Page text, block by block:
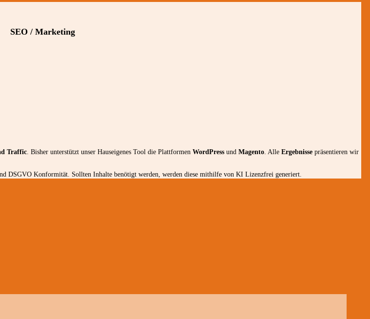
SEO / Marketing
Traffic . Bisher unterstützt unser Hauseigenes Tool die Plattformen WordPress und Magento . Alle Ergebnisse präsentieren wir
DSGVO Konformität. Sollten Inhalte benötigt werden, werden diese mithilfe von KI Lizenzfrei generiert.